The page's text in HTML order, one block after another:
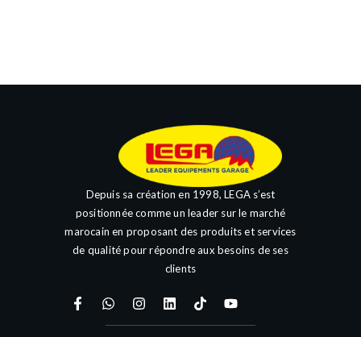
Depuis sa création en 1998, LEGA s’est
positionnée comme un leader sur le marché
marocain en proposant des produits et services
de qualité pour répondre aux besoins de ses
clients